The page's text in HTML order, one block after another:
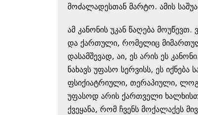
მოძალადესთან მარტო. ამის
ამ კანონის უკან წაღება
და ქართული, რომელიც
დასამშევად, აი, ეს არის ეს
ნახავს უფასო სერვისს, ეს
ფსიქიატრიული, თერაპიული,
უფასოდ არის ქართველი
ქვეყანა, რომ ჩვენს მოქალაქეს